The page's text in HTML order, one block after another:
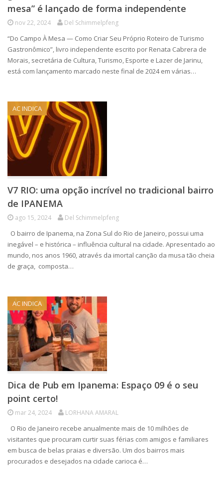
mesa” é lançado de forma independente
nov 22, 2024 Del Schimmelpfeng
“Do Campo À Mesa — Como Criar Seu Próprio Roteiro de Turismo
Gastronômico”, livro independente escrito por Renata Cabrera de
Morais, secretária de Cultura, Turismo, Esporte e Lazer de Jarinu,
está com lançamento marcado neste final de 2024 em várias…
AC INDICA
V7 RIO: uma opção incrível no tradicional bairro
de IPANEMA
ago 15, 2024 Del Schimmelpfeng
O bairro de Ipanema, na Zona Sul do Rio de Janeiro, possui uma
inegável – e histórica – influência cultural na cidade. Apresentado ao
mundo, nos anos 1960, através da imortal canção da musa tão cheia
de graça, composta…
AC INDICA
Dica de Pub em Ipanema: Espaço 09 é o seu
point certo!
mar 24, 2024 LORHANA AMARAL
O Rio de Janeiro recebe anualmente mais de 10 milhões de
visitantes que procuram curtir suas férias com amigos e familiares
em busca de belas praias e diversão. Um dos bairros mais
procurados e desejados na cidade carioca é…